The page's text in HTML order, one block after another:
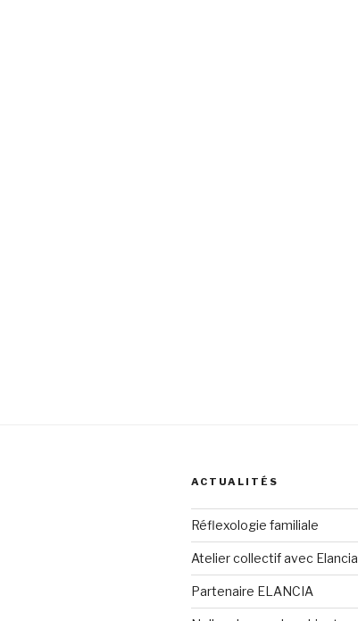
ACTUALITÉS
Réflexologie familiale
Atelier collectif avec Elancia
Partenaire ELANCIA